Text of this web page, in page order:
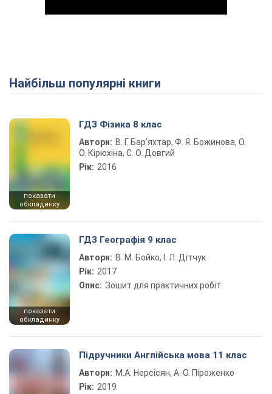
Play Video
Найбільш популярні книги
показати
обкладинку
ГДЗ Фізика 8 клас
Автори: В. Г. Бар’яхтар, Ф. Я. Божинова, О.
О. Кірюхіна, С. О. Довгий
Рік: 2016
показати
обкладинку
ГДЗ Географія 9 клас
Автори: В. М. Бойко, І. Л. Дітчук
Рік: 2017
Опис: Зошит для практичних робіт
Підручники Англійська мова 11 клас
Автори: М.А. Нерсісян, А. О. Піроженко
Рік: 2019